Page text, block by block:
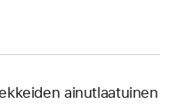
ainutlaatuinen